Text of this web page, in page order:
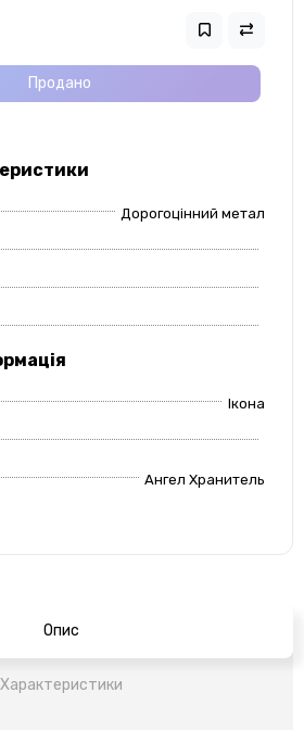
Продано
Дорогоцінний метал
Ікона
Ангел Хранитель
Опис
Характеристики